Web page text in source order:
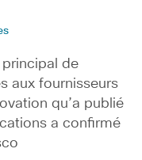
principal de
aux fournisseurs
qu’a publié
a confirmé